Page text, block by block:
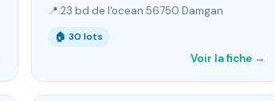
📍 23 bd de l'ocean 56750 Damgan
🏠 30 lots
Voir la fiche →